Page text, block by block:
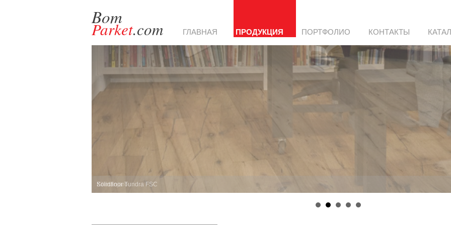
Bom
Parket.com ГЛАВНАЯ ПРОДУКЦИЯ ПОРТФОЛИО КОНТАКТЫ
Solidfloor Tundra FSC